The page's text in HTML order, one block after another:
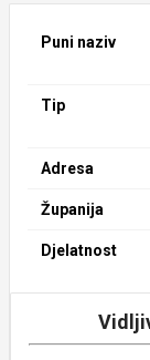
Puni naziv
Tip
Adresa
Županija
Djelatnost